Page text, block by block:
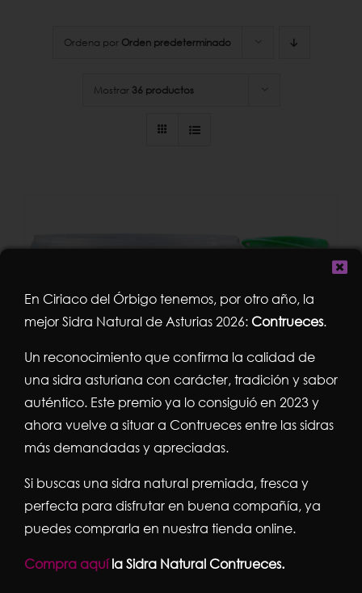
Ordena por Orden predeterminado
Mostrar 36 productos
Aceituna Gordal Picante | Aperitivo
5,85€ - 16,72€Rango
de
precios:
Seleccionar opcionesEste
En Ciriaco del Órbigo tenemos, por otro año, la
mejor Sidra Natural de Asturias 2026:Contrueces.
Un reconocimiento que confirma la calidad de
una sidra asturiana con carácter, tradición y sabor
auténtico. Este premio ya lo consiguió en 2023 y
ahora vuelve a situar a Contrueces entre las sidras
más demandadas y apreciadas.
Si buscas una sidra natural premiada, fresca y
perfecta para disfrutar en buena compañía, ya
puedes comprarla en nuestra tienda online.
Compra aquíla Sidra Natural Contrueces.